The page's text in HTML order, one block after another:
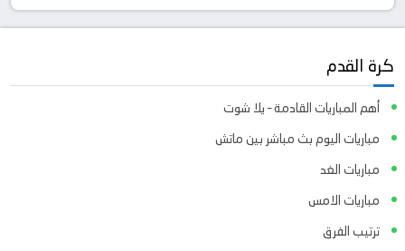
كرة القدم
أهم المباريات القادمة – يلا شوت
مباريات اليوم بث مباشر بين ماتش
مباريات الغد
مباريات الامس
ترتيب الفرق